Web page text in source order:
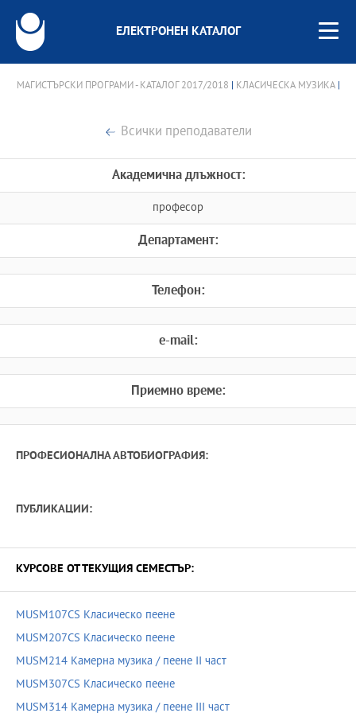
ЕЛЕКТРОНЕН КАТАЛОГ
МАГИСТЪРСКИ ПРОГРАМИ - КАТАЛОГ 2017/2018 КЛАСИЧЕСКА МУЗИКА|
Всички преподаватели
Академична длъжност:
професор
Департамент:
Телефон:
e-mail:
Приемно време:
ПРОФЕСИОНАЛНА АВТОБИОГРАФИЯ:
ПУБЛИКАЦИИ:
КУРСОВЕ ОТ ТЕКУЩИЯ СЕМЕСТЪР:
MUSM107CS Класическо пеене
MUSM207CS Класическо пеене
MUSM214 Камерна музика / пеене ІІ част
MUSM307CS Класическо пеене
MUSM314 Камерна музика / пеене ІІІ част